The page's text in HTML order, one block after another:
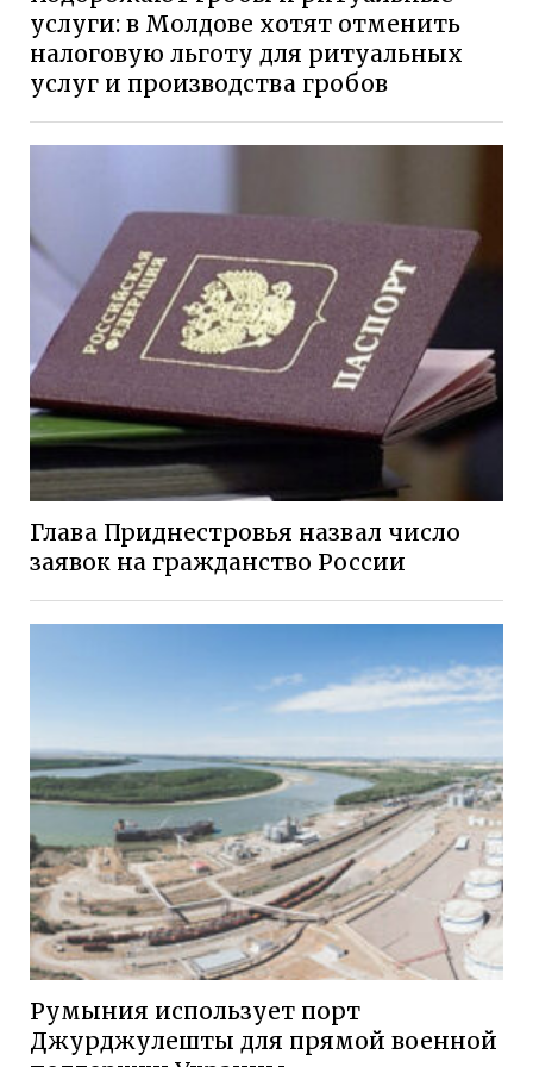
услуги: в Молдове хотят отменить
налоговую льготу для ритуальных
услуг и производства гробов
Глава Приднестровья назвал число
заявок на гражданство России
Румыния использует порт
Джурджулешты для прямой военной